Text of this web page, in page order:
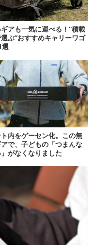
アも一気に運べる！“積載
ぶ”おすすめキャリーワゴ
選
内をゲーセン化。この無
で、子どもの「つまんな
がなくなりました